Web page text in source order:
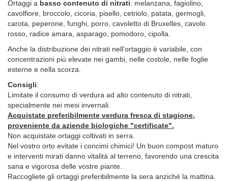
Ortaggi a basso contenuto di nitrati: melanzana, fagiolino,
cavolfiore, broccolo, cicoria, pisello, cetriolo, patata, germogli,
carota, peperone, funghi, porro, cavoletto di Bruxelles, cavolo
rosso, radice amara, asparago, pomodoro, cipolla.
Anche la distribuzione dei nitrati nell'ortaggio è variabile, con
concentrazioni più elevate nei gambi, nelle costole, nelle foglie
esterne e nella scorza.
Consigli:
Limitate il consumo di verdura ad alto contenuto di nitrati,
specialmente nei mesi invernali.
Acquistate preferibilmente verdura fresca di stagione,
proveniente da aziende biologiche "certificate".
Non acquistate ortaggi coltivati in serra.
Nel vostro orto evitate i concimi chimici! Un buon compost maturo
e interventi mirati danno vitalità al terreno, favorendo una crescita
sana e vigorosa delle vostre piante.
Raccogliete gli ortaggi preferibilmente la sera anziché la mattina.